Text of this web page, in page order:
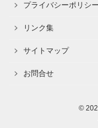
プライバシーポリシー
リンク集
サイトマップ
お問合せ
©